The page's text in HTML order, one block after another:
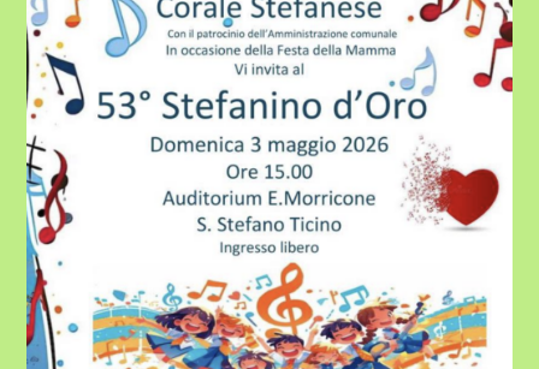
PIÙ
PICCOLI
–
DOMENICA
3
MAGGIO
2026
ALLE
ORE
15.00